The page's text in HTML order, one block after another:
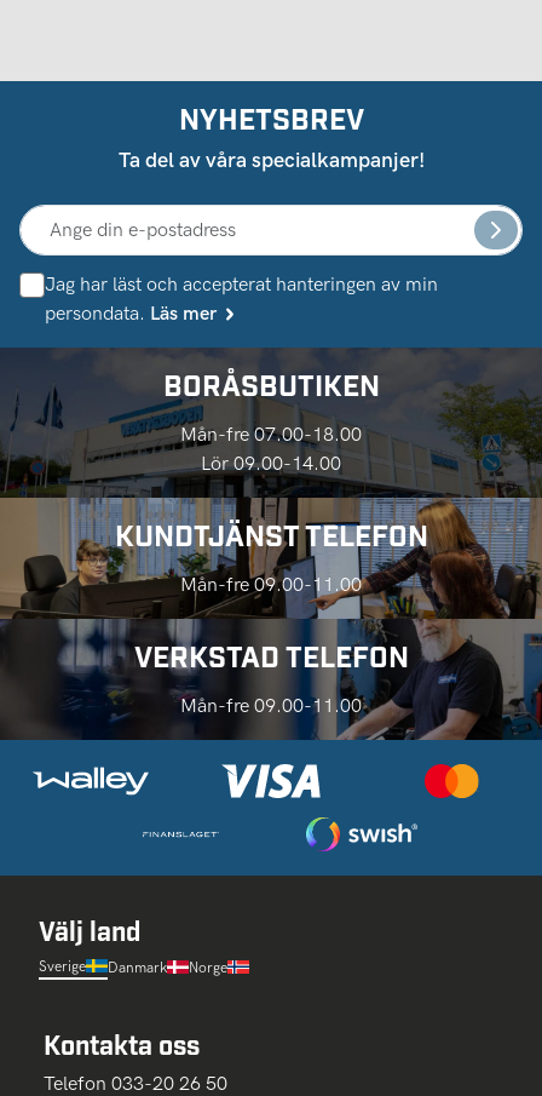
NYHETSBREV
Ta del av våra specialkampanjer!
Jag har läst och accepterat hanteringen av min
persondata. Läs mer
BORÅSBUTIKEN
Mån-fre 07.00-18.00
Lör 09.00-14.00
KUNDTJÄNST TELEFON
Mån-fre 09.00-11.00
VERKSTAD TELEFON
Mån-fre 09.00-11.00
Välj land
Sverige Danmark Norge
Kontakta oss
Telefon 033-20 26 50